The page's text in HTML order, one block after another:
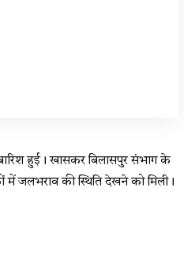
हुई। खासकर बिलासपुर संभाग के
में जलभराव की स्थिति देखने को मिली।